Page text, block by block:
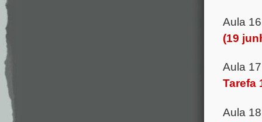
Aula
(19
Aula
Tarefa
Aula